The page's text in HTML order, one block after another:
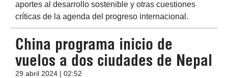
aportes al desarrollo sostenible y otras cuestiones
críticas de la agenda del progreso internacional.
China programa inicio de
vuelos a dos ciudades de Nepal
29 abril 2024 | 02:52